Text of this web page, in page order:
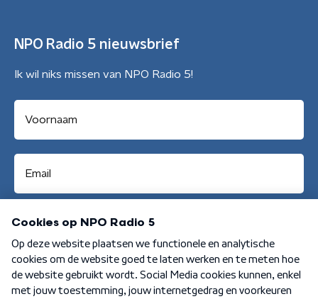
NPO Radio 5 nieuwsbrief
Ik wil niks missen van NPO Radio 5!
Aanmelden
Algemene voorwaarden